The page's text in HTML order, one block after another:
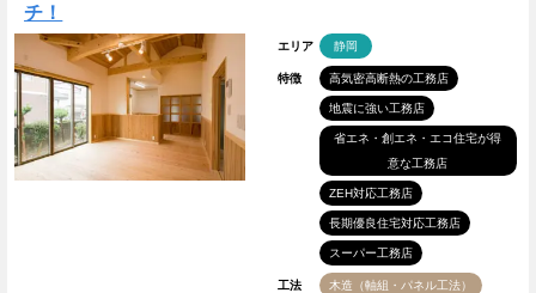
チ！
エリア 静岡
特徴 高気密高断熱の工務店
地震に強い工務店
省エネ・創エネ・エコ住宅が得
意な工務店
ZEH対応工務店
長期優良住宅対応工務店
スーパー工務店
工法 木造（軸組・パネル工法）